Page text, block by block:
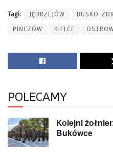
Tagi: JĘDRZEJÓW BUSKO-
PIŃCZÓW KIELCE
POLECAMY
Kolejni
Bukówce